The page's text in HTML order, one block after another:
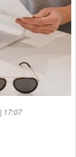
17:07